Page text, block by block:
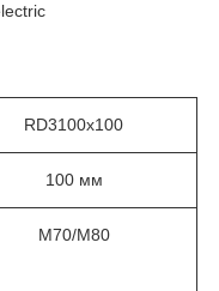
RD3100x100
100 мм
М70/М80